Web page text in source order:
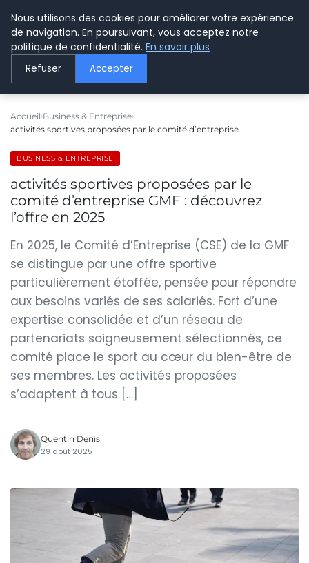
LE WEBMARKETING
Accueil Business & Entreprise
activités sportives proposées par le comité d’entreprise…
BUSINESS & ENTREPRISE
activités sportives proposées par le
comité d’entreprise GMF : découvrez
l’offre en 2025
En 2025, le Comité d’Entreprise (CSE) de la GMF
se distingue par une offre sportive
particulièrement étoffée, pensée pour répondre
aux besoins variés de ses salariés. Fort d’une
expertise consolidée et d’un réseau de
partenariats soigneusement sélectionnés, ce
comité place le sport au cœur du bien-être de
ses membres. Les activités proposées
s’adaptent à tous […]
Quentin Denis
29 août 2025
Nous utilisons des cookies pour améliorer votre expérience
de navigation. En poursuivant, vous acceptez notre
politique de confidentialité. En savoir plus
Refuser Accepter